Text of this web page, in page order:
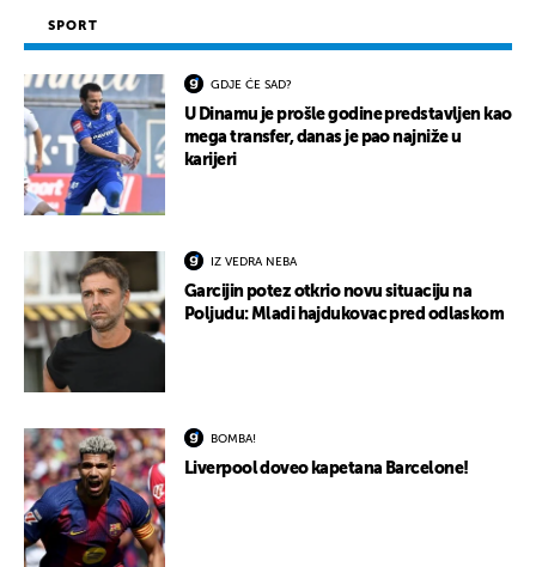
SPORT
GDJE ĆE SAD?
U Dinamu je prošle godine predstavljen kao
mega transfer, danas je pao najniže u
karijeri
IZ VEDRA NEBA
Garcijin potez otkrio novu situaciju na
Poljudu: Mladi hajdukovac pred odlaskom
BOMBA!
Liverpool doveo kapetana Barcelone!